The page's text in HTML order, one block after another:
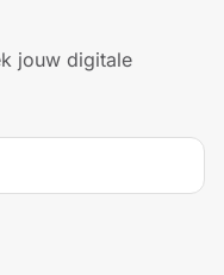
jouw digitale